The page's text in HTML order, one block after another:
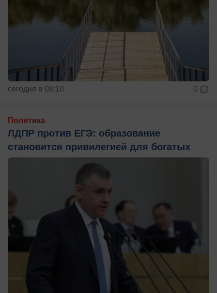
сегодня в 08:10 0
Политика
ЛДПР против ЕГЭ: образование
становится привилегией для богатых